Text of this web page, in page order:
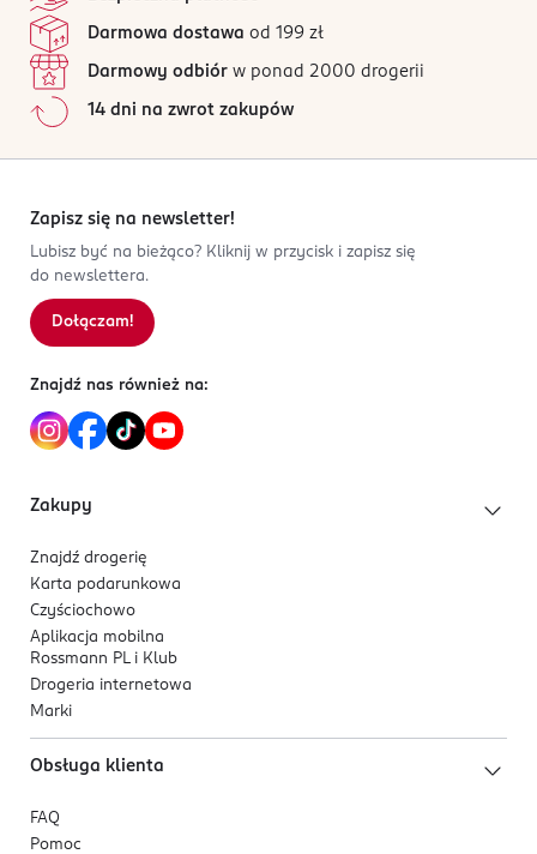
OSTRZEŻENIA DOTYCZĄCE BEZPIECZEŃSTWA
Sposób użycia, dawkowanie, przeciwskazania w
załączonej ulotce.
PRODUCENT/PODMIOT ODPOWIEDZIALNY
Kod EAN
5 902020 672166
Wszystkie opinie są zweryfikowane zakupem.
4
0%
2
1
0%
Sortowanie wg
Darmowa dostawa od 199 zł
Darmowy odbiór w ponad 2000 drogerii
14 dni na zwrot zakupów
Zapisz się na newsletter!
Lubisz być na bieżąco? Kliknij w przycisk i zapisz się
do newslettera.
Dołączam!
Znajdź nas również na:
Zakupy
Znajdź drogerię
Karta podarunkowa
Czyściochowo
Aplikacja mobilna
Rossmann PL i Klub
Drogeria internetowa
Marki
Obsługa klienta
FAQ
Pomoc